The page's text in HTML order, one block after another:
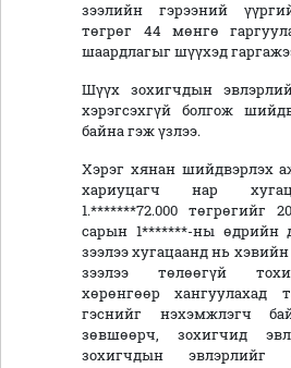
зээлийн гэрээний
төгрөг 44 мөнгө
шаардлагыг шүүхэд
Шүүх зохигчдын
хэрэгсэхгүй болгож
байна гэж үзлээ.
Хэрэг хянан шийдвэрлэх
хариуцагч нар
1.*******72.000 төгрөгийг
сарын 1*******-ны өдрийн
зээлээ хугацаанд нь
зээлээ төлөөгүй
хөрөнгөөр хангуулахад
гэснийг нэхэмжлэгч
зөвшөөрч, зохигчид
зохигчдын эвлэрлийг